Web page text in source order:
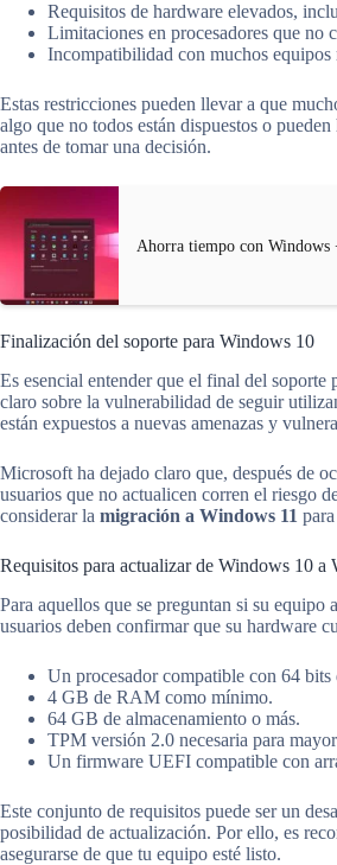
Requisitos de hardware elevados,
Limitaciones en procesadores que
Incompatibilidad con muchos equipos
Estas restricciones pueden llevar a que
algo que no todos están dispuestos o
antes de tomar una decisión.
Ahorra tiempo con
Finalización del soporte para Windows 10
Es esencial entender que el final del
claro sobre la vulnerabilidad de seguir
están expuestos a nuevas amenazas y
Microsoft ha dejado claro que, después de
usuarios que no actualicen corren el riesgo
considerar la migración a Windows 11
Requisitos para actualizar de Windows 10 a
Para aquellos que se preguntan si su
usuarios deben confirmar que su hardware
Un procesador compatible con 64
4 GB de RAM como mínimo.
64 GB de almacenamiento o más.
TPM versión 2.0 necesaria para
Un firmware UEFI compatible con
Este conjunto de requisitos puede ser un
posibilidad de actualización. Por ello, es
asegurarse de que tu equipo esté listo.